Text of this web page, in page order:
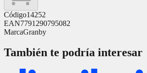
Código14252
EAN7791290795082
MarcaGranby
También te podría interesar